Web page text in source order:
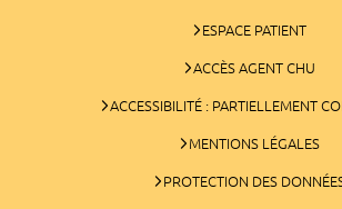
ESPACE PATIENT
ACCÈS AGENT CHU
ACCESSIBILITÉ : PARTIELLEMENT
MENTIONS LÉGALES
PROTECTION DES